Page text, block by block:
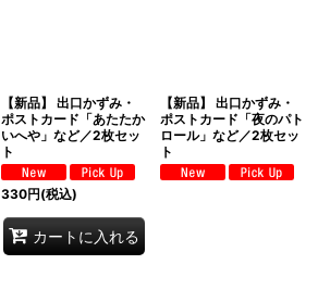
【新品】 出口かずみ・
ポストカード「あたたか
いへや」など／2枚セッ
ト
330円(税込)
カートに入れる
【新品】 出口かずみ・
ポストカード「夜のパト
ロール」など／2枚セッ
ト